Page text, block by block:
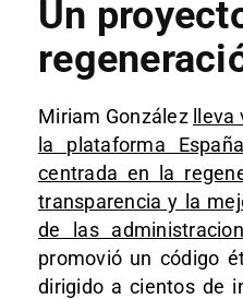
Un
Miriam González
la plataforma
centrada en la
transparencia y la
de las
promovió un código
dirigido a cientos de